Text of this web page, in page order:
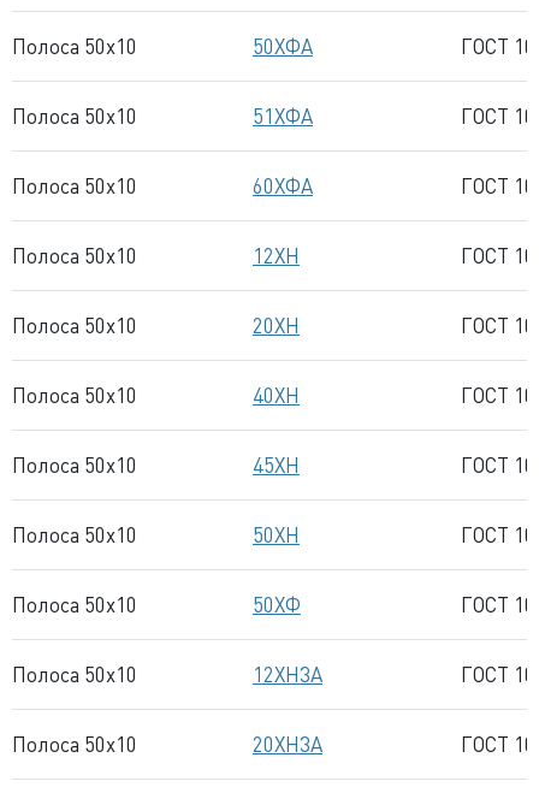
Полоса 50x10 50ХФА ГОСТ
Полоса 50x10 51ХФА ГОСТ
Полоса 50x10 60ХФА ГОСТ
Полоса 50x10 12ХН ГОСТ
Полоса 50x10 20ХН ГОСТ
Полоса 50x10 40ХН ГОСТ
Полоса 50x10 45ХН ГОСТ
Полоса 50x10 50ХН ГОСТ
Полоса 50x10 50ХФ ГОСТ
Полоса 50x10 12ХН3А ГОСТ
Полоса 50x10 20ХН3А ГОСТ